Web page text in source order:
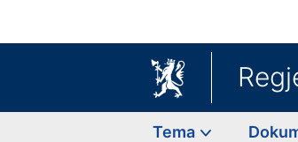
Tema